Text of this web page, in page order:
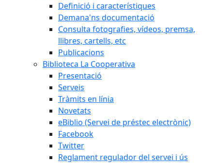
Definició i característiques
Demana'ns documentació
Consulta fotografies, vídeos, premsa,
llibres, cartells, etc
Publicacions
Biblioteca La Cooperativa
Presentació
Serveis
Tràmits en línia
Novetats
eBiblio (Servei de préstec electrònic)
Facebook
Twitter
Reglament regulador del servei i ús